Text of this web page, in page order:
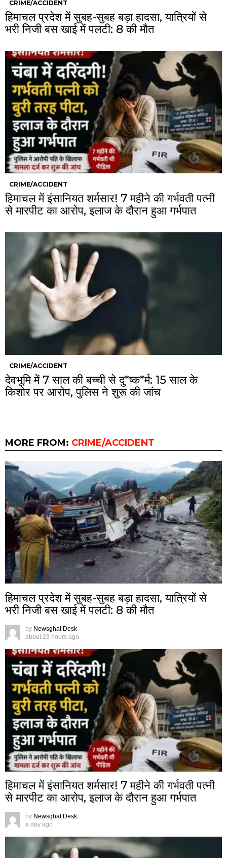
CRIME/ACCIDENT
हिमाचल प्रदेश में सुबह-सुबह बड़ा हादसा, यात्रियों से
भरी निजी बस खाई में पलटी: 8 की मौत
CRIME/ACCIDENT
हिमाचल में इंसानियत शर्मसार! 7 महीने की गर्भवती पत्नी
से मारपीट का आरोप, इलाज के दौरान हुआ गर्भपात
CRIME/ACCIDENT
देवभूमि में 7 साल की बच्ची से दु*ष्क*र्म: 15 साल के
किशोर पर आरोप, पुलिस ने शुरू की जांच
MORE FROM: CRIME/ACCIDENT
हिमाचल प्रदेश में सुबह-सुबह बड़ा हादसा, यात्रियों से
भरी निजी बस खाई में पलटी: 8 की मौत
by Newsghat Desk
about 23 hours ago
हिमाचल में इंसानियत शर्मसार! 7 महीने की गर्भवती पत्नी
से मारपीट का आरोप, इलाज के दौरान हुआ गर्भपात
by Newsghat Desk
a day ago